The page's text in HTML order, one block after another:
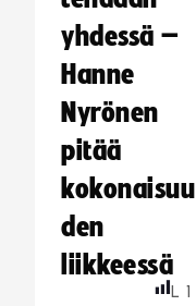
yhdessä –
Hanne
Nyrönen
pitää
kokonaisuu
den
liikkeessä
L 1